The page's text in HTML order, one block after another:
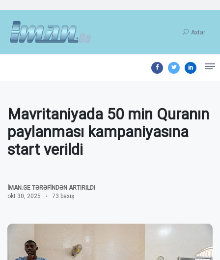
Axtar
Mavritaniyada 50 min Quranın
paylanması kampaniyasına
start verildi
İMAN.GE TƏRƏFINDƏN ARTIRILDI
okt 30, 2025
73 baxış